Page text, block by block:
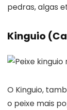
pedras, algas
Kinguio
O Kinguio,
o peixe mais